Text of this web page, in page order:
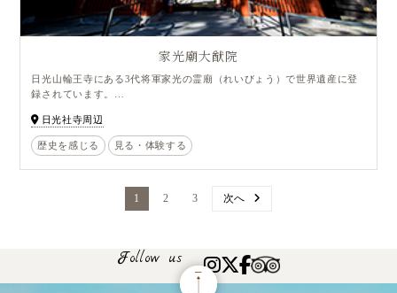
家光廟大猷院
日光山輪王寺にある3代将軍家光の霊廟（れいびょう）で世界遺産に登
録されています。
た家光の、死後も家康に仕えるという遺言により、
4代将軍家綱によって建造されました。東照宮に比べて規模が小さく華
やかさは抑えられていますが、
建物は本殿、相の間、拝殿が国宝となっているほか、
壮麗な二天門、竜宮城を思わせる皇嘉門（こうかもん）など見どころが
東照宮とはまったく違う趣となっており、目立たない部分に技巧が凝ら
の敬愛が感じられます。
日光社寺周辺
歴史を感じる 見る・体験する
1 2 3 次へ
Follow us